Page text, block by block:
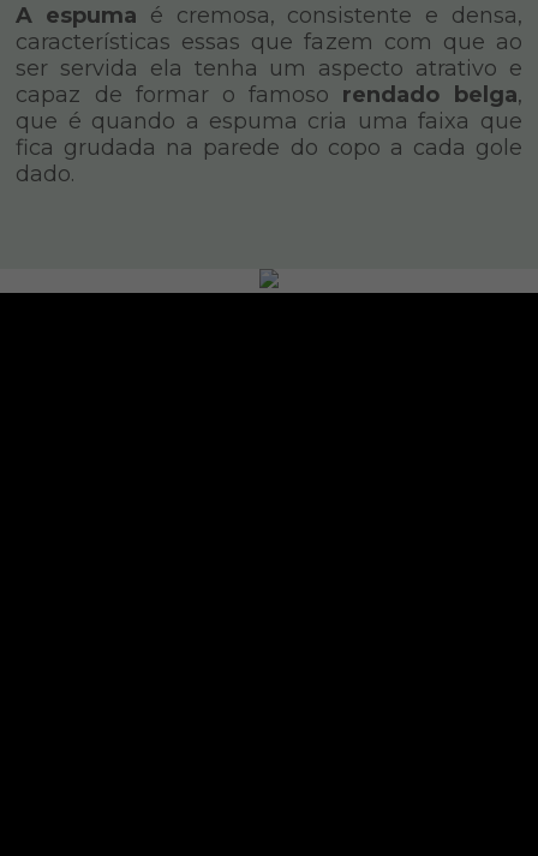
A espuma é cremosa, consistente e densa,
características essas que fazem com que ao
ser servida ela tenha um aspecto atrativo e
capaz de formar o famoso rendado belga,
que é quando a espuma cria uma faixa que
fica grudada na parede do copo a cada gole
dado.